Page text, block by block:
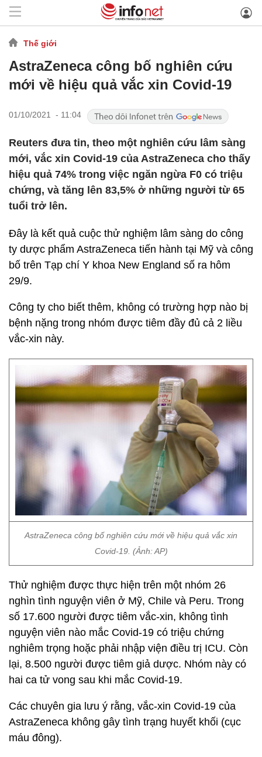
Thế giới
AstraZeneca công bố nghiên cứu
mới về hiệu quả vắc xin Covid-19
01/10/2021 - 11:04
Reuters đưa tin, theo một nghiên cứu lâm sàng
mới, vắc xin Covid-19 của AstraZeneca cho thấy
hiệu quả 74% trong việc ngăn ngừa F0 có triệu
chứng, và tăng lên 83,5% ở những người từ 65
tuổi trở lên.
Đây là kết quả cuộc thử nghiệm lâm sàng do công
ty dược phẩm AstraZeneca tiến hành tại Mỹ và công
bố trên Tạp chí Y khoa New England số ra hôm
29/9.
Công ty cho biết thêm, không có trường hợp nào bị
bệnh nặng trong nhóm được tiêm đầy đủ cả 2 liều
vắc-xin này.
AstraZeneca công bố nghiên cứu mới về hiệu quả vắc xin
Covid-19. (Ảnh: AP)
Thử nghiệm được thực hiện trên một nhóm 26
nghìn tình nguyện viên ở Mỹ, Chile và Peru. Trong
số 17.600 người được tiêm vắc-xin, không tình
nguyện viên nào mắc Covid-19 có triệu chứng
nghiêm trọng hoặc phải nhập viện điều trị ICU. Còn
lại, 8.500 người được tiêm giả dược. Nhóm này có
hai ca tử vong sau khi mắc Covid-19.
Các chuyên gia lưu ý rằng, vắc-xin Covid-19 của
AstraZeneca không gây tình trạng huyết khối (cục
máu đông).